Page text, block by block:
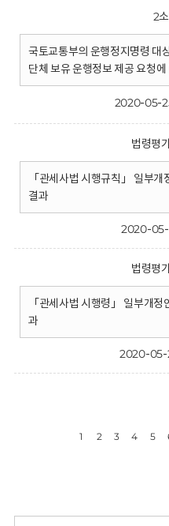
2
국토교통부의 운행정지명령 대
단체 보유 운행정보 제공 요청에
2020-05-
법령평
「관세사법 시행규칙」 일부
결과
2020-
법령평
「관세사법 시행령」 일부개
과
2020-05-
1 2 3 4 5